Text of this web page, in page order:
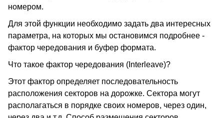
номером.
Для этой функции необходимо задать два интересных
параметра, на которых мы остановимся подробнее -
фактор чередования и буфер формата.
Что такое фактор чередования (Interleave)?
Этот фактор определяет последовательность
расположения секторов на дорожке. Сектора могут
располагаться в порядке своих номеров, через один,